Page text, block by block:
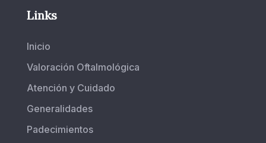
Links
Inicio
Valoración Oftalmológica
Atención y Cuidado
Generalidades
Padecimientos